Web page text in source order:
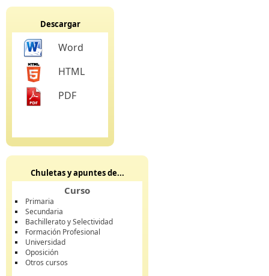
Descargar
Word
HTML
PDF
Chuletas y apuntes de...
Curso
Primaria
Secundaria
Bachillerato y Selectividad
Formación Profesional
Universidad
Oposición
Otros cursos